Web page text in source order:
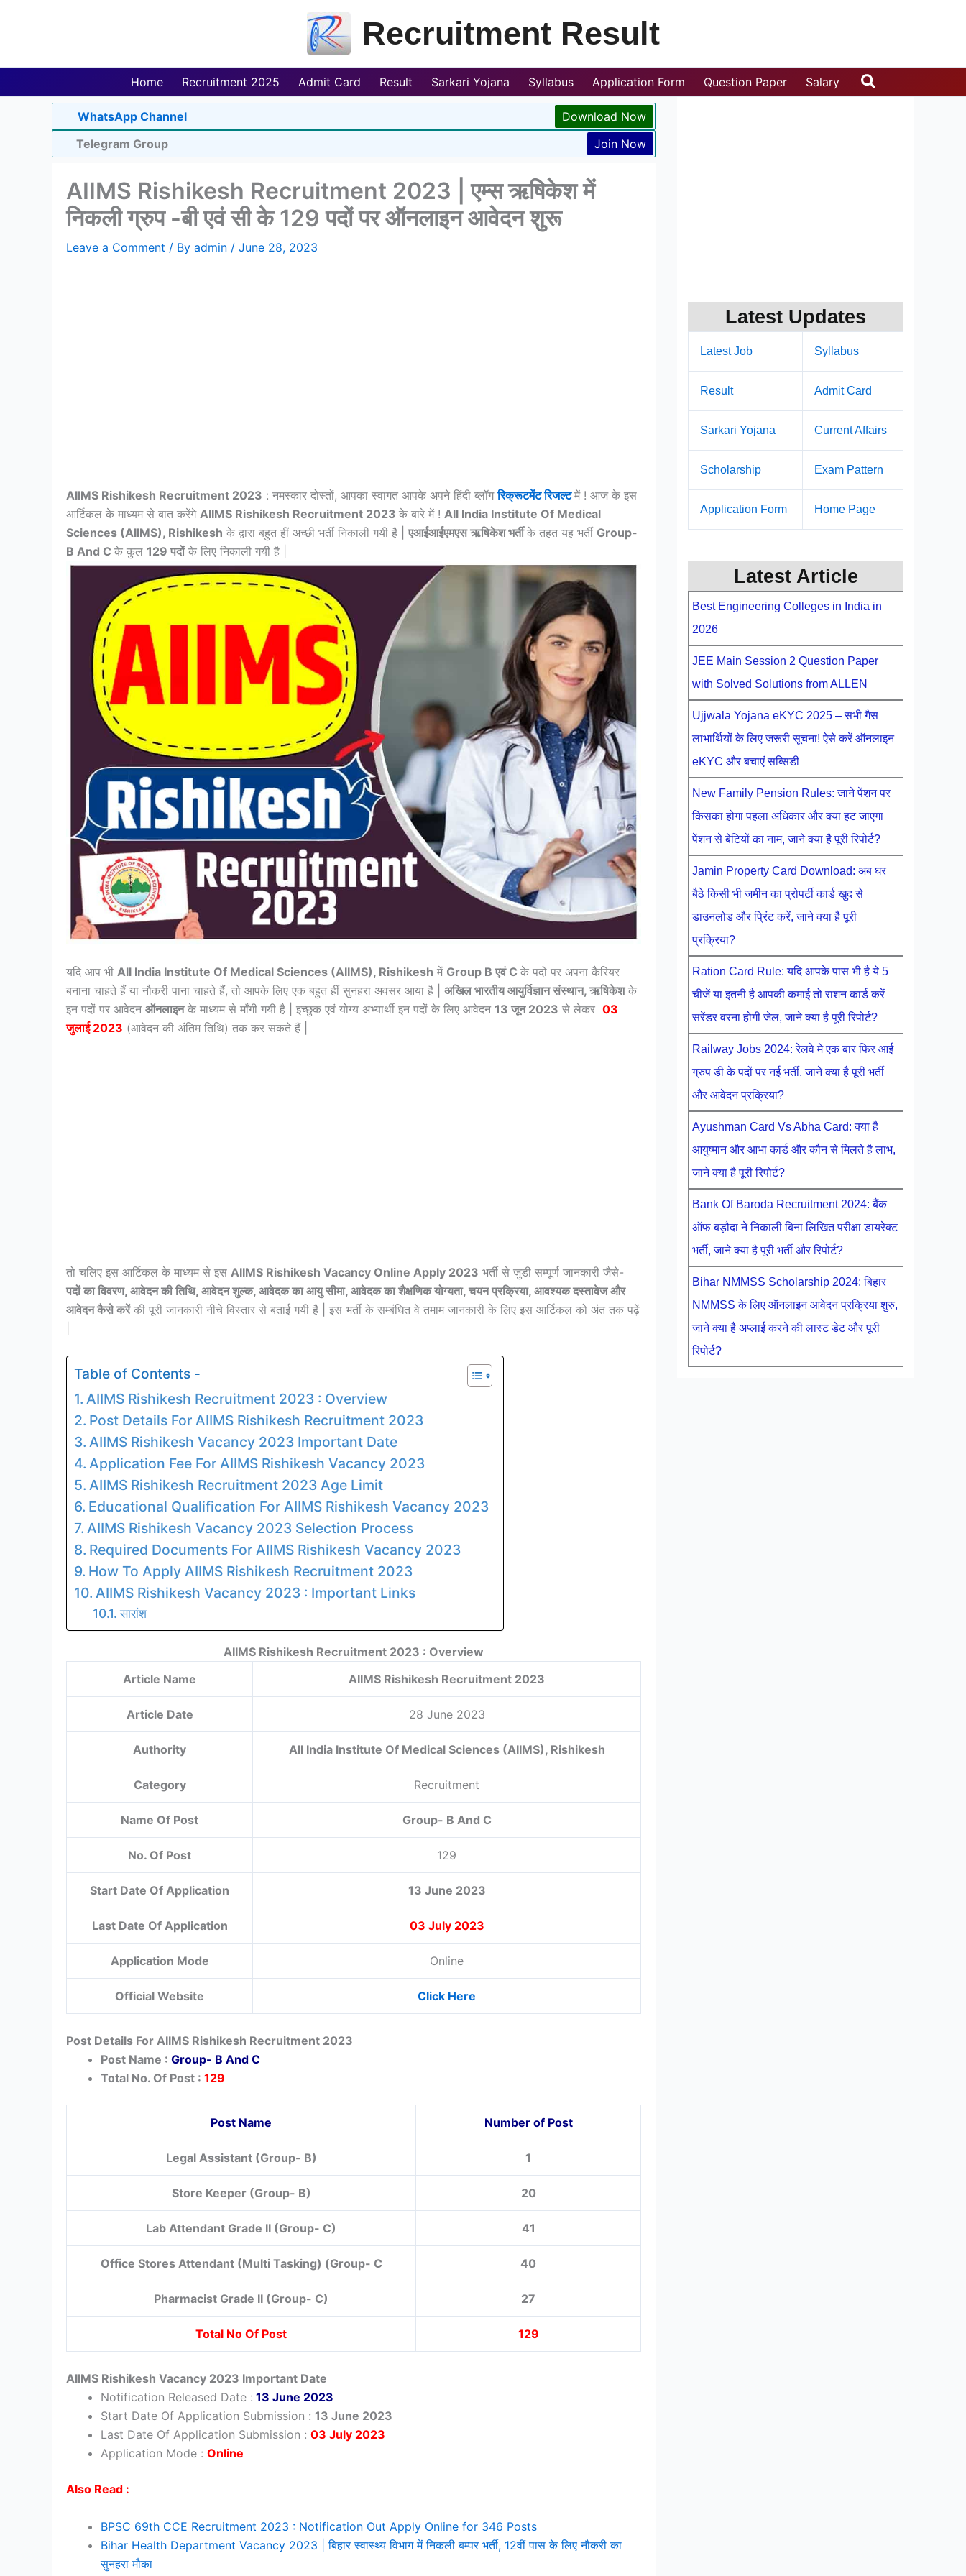
Recruitment Result
Home Recruitment 2025 Admit Card Result Sarkari Yojana Syllabus Application Form Question Paper Salary Search
WhatsApp Channel
Download Now
Telegram Group
Join Now
AIIMS Rishikesh Recruitment 2023 | एम्स ऋषिकेश में
निकली ग्रुप -बी एवं सी के 129 पदों पर ऑनलाइन आवेदन शुरू
Leave a Comment / By admin / June 28, 2023
AIIMS Rishikesh Recruitment 2023 : नमस्कार दोस्तों, आपका स्वागत आपके अपने हिंदी ब्लॉगरिक्रूटमेंट रिजल्टमें ! आज के इस
आर्टिकल के माध्यम से बात करेंगे AIIMS Rishikesh Recruitment 2023 के बारे में ! All India Institute Of Medical
Sciences (AIIMS), Rishikesh के द्वारा बहुत हीं अच्छी भर्ती निकाली गयी है | एआईआईएमएस ऋषिकेश भर्तीके तहत यह भर्ती Group-
B And C के कुल 129 पदोंके लिए निकाली गयी है |
यदि आप भी All India Institute Of Medical Sciences (AIIMS), Rishikesh में Group B एवं C के पदों पर अपना कैरियर
बनाना चाहते हैं या नौकरी पाना चाहते हैं, तो आपके लिए एक बहुत हीं सुनहरा अवसर आया है | अखिल भारतीय आयुर्विज्ञान संस्थान, ऋषिकेशके
इन पदों पर आवेदन ऑनलाइनके माध्यम से माँगी गयी है | इच्छुक एवं योग्य अभ्यार्थी इन पदों के लिए आवेदन 13 जून 2023 से लेकर 03
जुलाई 2023 (आवेदन की अंतिम तिथि) तक कर सकते हैं |
तो चलिए इस आर्टिकल के माध्यम से इस AIIMS Rishikesh Vacancy Online Apply 2023 भर्ती से जुडी सम्पूर्ण जानकारी जैसे-
पदों का विवरण, आवेदन की तिथि, आवेदन शुल्क, आवेदक का आयु सीमा, आवेदक का शैक्षणिक योग्यता, चयन प्रक्रिया, आवश्यक दस्तावेज और
आवेदन कैसे करेंकी पूरी जानकारी नीचे विस्तार से बताई गयी है | इस भर्ती के सम्बंधित वे तमाम जानकारी के लिए इस आर्टिकल को अंत तक पढ़ें
Table of Contents -
AIIMS Rishikesh Recruitment 2023 : Overview
Post Details For AIIMS Rishikesh Recruitment 2023
AIIMS Rishikesh Vacancy 2023 Important Date
Application Fee For AIIMS Rishikesh Vacancy 2023
AIIMS Rishikesh Recruitment 2023 Age Limit
Educational Qualification For AIIMS Rishikesh Vacancy 2023
AIIMS Rishikesh Vacancy 2023 Selection Process
Required Documents For AIIMS Rishikesh Vacancy 2023
How To Apply AIIMS Rishikesh Recruitment 2023
AIIMS Rishikesh Vacancy 2023 : Important Links
सारांश
AIIMS Rishikesh Recruitment 2023 : Overview
Article Name
AIIMS Rishikesh Recruitment 2023
Article Date 28 June 2023
Authority All India Institute Of Medical Sciences (AIIMS), Rishikesh
Category Recruitment
Name Of Post Group- B And C
No. Of Post 129
Start Date Of Application 13 June 2023
Last Date Of Application 03 July 2023
Application Mode Online
Official Website Click Here
Post Details For AIIMS Rishikesh Recruitment 2023
Post Name : Group- B And C
Total No. Of Post : 129
Post Name Number of Post
Legal Assistant (Group- B) 1
Store Keeper (Group- B) 20
Lab Attendant Grade II (Group- C) 41
Office Stores Attendant (Multi Tasking) (Group- C 40
Pharmacist Grade II (Group- C) 27
Total No Of Post 129
AIIMS Rishikesh Vacancy 2023 Important Date
Notification Released Date : 13 June 2023
Start Date Of Application Submission : 13 June 2023
Last Date Of Application Submission : 03 July 2023
Application Mode : Online
Also Read :
BPSC 69th CCE Recruitment 2023 : Notification Out Apply Online for 346 Posts
Bihar Health Department Vacancy 2023 | बिहार स्वास्थ्य विभाग में निकली बम्पर भर्ती, 12वीं पास के लिए नौकरी का
सुनहरा मौका
Latest Updates
Latest Job Syllabus
Result Admit Card
Sarkari Yojana Current Affairs
Scholarship Exam Pattern
Application Form Home Page
Latest Article
Best Engineering Colleges in India in
2026
JEE Main Session 2 Question Paper
with Solved Solutions from ALLEN
Ujjwala Yojana eKYC 2025 – सभी गैस
लाभार्थियों के लिए जरूरी सूचना! ऐसे करें ऑनलाइन
eKYC और बचाएं सब्सिडी
New Family Pension Rules: जाने पेंशन पर
किसका होगा पहला अधिकार और क्या हट जाएगा
पेंशन से बेटियों का नाम, जाने क्या है पूरी रिपोर्ट?
Jamin Property Card Download: अब घर
बैठे किसी भी जमीन का प्रोपर्टी कार्ड खुद से
डाउनलोड और प्रिंट करें, जाने क्या है पूरी
प्रक्रिया?
Ration Card Rule: यदि आपके पास भी है ये 5
चीजें या इतनी है आपकी कमाई तो राशन कार्ड करें
सरेंडर वरना होगी जेल, जाने क्या है पूरी रिपोर्ट?
Railway Jobs 2024: रेलवे मे एक बार फिर आई
ग्रुप डी के पदों पर नई भर्ती, जाने क्या है पूरी भर्ती
और आवेदन प्रक्रिया?
Ayushman Card Vs Abha Card: क्या है
आयुष्मान और आभा कार्ड और कौन से मिलते है लाभ,
जाने क्या है पूरी रिपोर्ट?
Bank Of Baroda Recruitment 2024: बैंक
ऑफ बड़ौदा ने निकाली बिना लिखित परीक्षा डायरेक्ट
भर्ती, जाने क्या है पूरी भर्ती और रिपोर्ट?
Bihar NMMSS Scholarship 2024: बिहार
NMMSS के लिए ऑनलाइन आवेदन प्रक्रिया शुरु,
जाने क्या है अप्लाई करने की लास्ट डेट और पूरी
रिपोर्ट?